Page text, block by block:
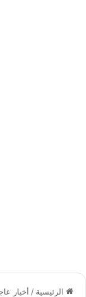
الرئيسية / أخبار